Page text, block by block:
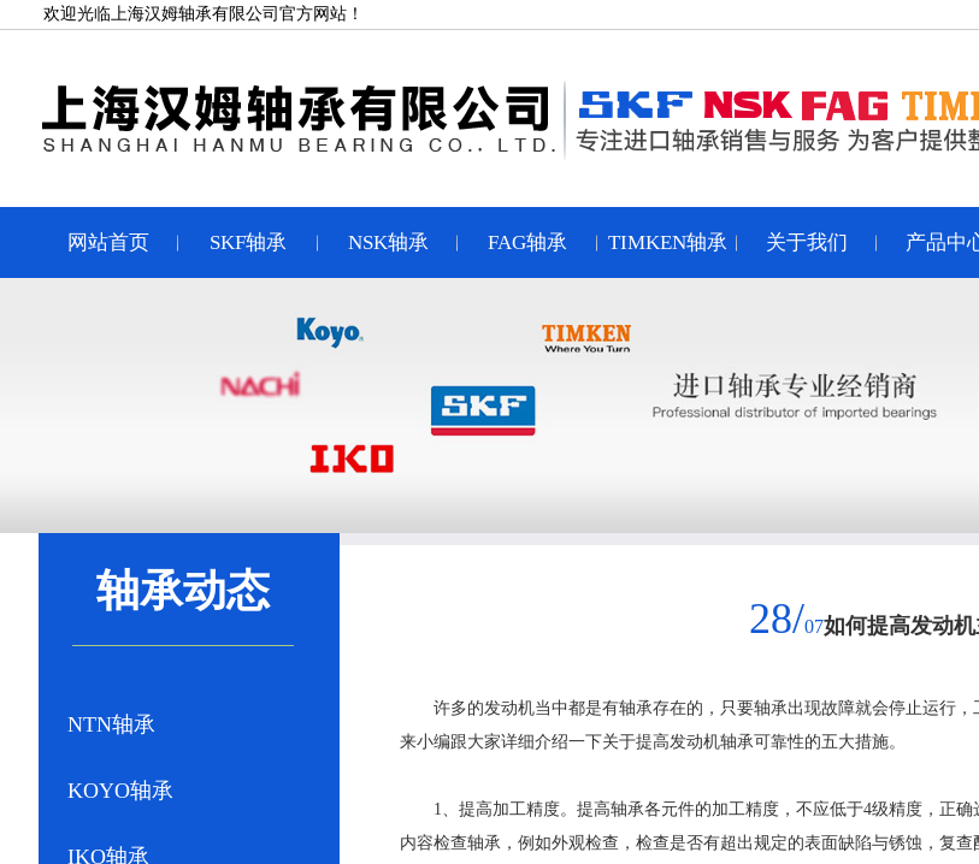
欢迎光临上海汉姆轴承有限公司官方网站！
网站首页 SKF轴承 NSK轴承 FAG轴承 TIMKEN轴承 关于我们 产品中
轴承动态
NTN轴承
KOYO轴承
IKO轴承
28/07如何提高发动
许多的发动机当中都是有轴承存在的，只要轴承出现故障就会停止运行
来小编跟大家详细介绍一下关于提高发动机轴承可靠性的五大措施。
1、提高加工精度。提高轴承各元件的加工精度，不应低于4级精度，正确
内容检查轴承，例如外观检查，检查是否有超出规定的表面缺陷与锈蚀，复查